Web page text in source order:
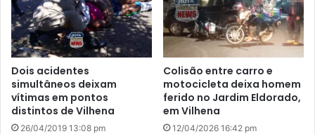
Dois acidentes
simultâneos deixam
vítimas em pontos
distintos de Vilhena
26/04/2019 13:08 pm
Colisão entre carro e
motocicleta deixa homem
ferido no Jardim Eldorado,
em Vilhena
12/04/2026 16:42 pm